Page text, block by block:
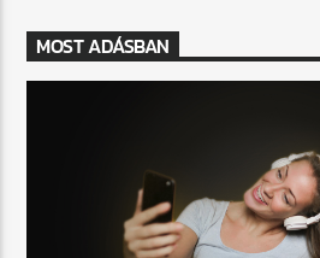
MOST ADÁSBAN